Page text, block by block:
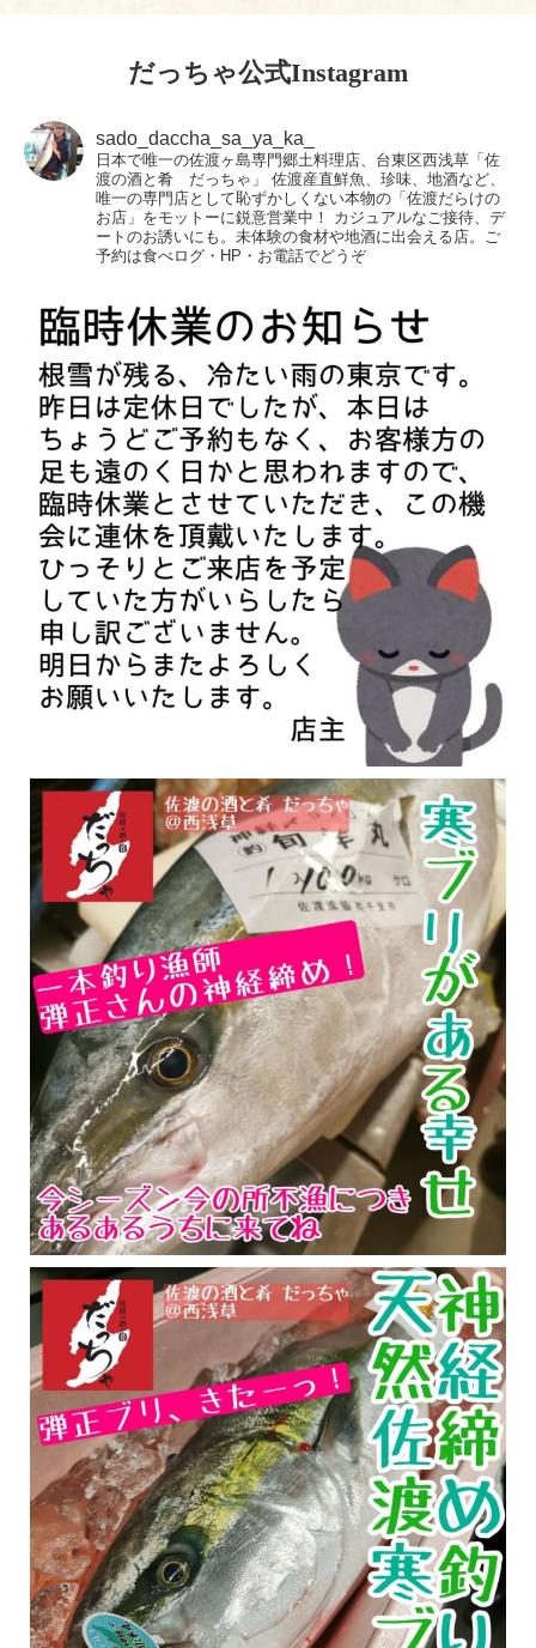
だっちゃ公式Instagram
sado_daccha_sa_ya_ka_
日本で唯一の佐渡ヶ島専門郷土料理店、台東区西浅草「佐
渡の酒と肴 だっちゃ」
佐渡産直鮮魚、珍味、地酒など、
唯一の専門店として恥ずかしくない本物の「佐渡だらけの
お店」をモットーに鋭意営業中！
カジュアルなご接待、デ
ートのお誘いにも。未体験の食材や地酒に出会える店。ご
予約は食べログ・HP・お電話でどうぞ